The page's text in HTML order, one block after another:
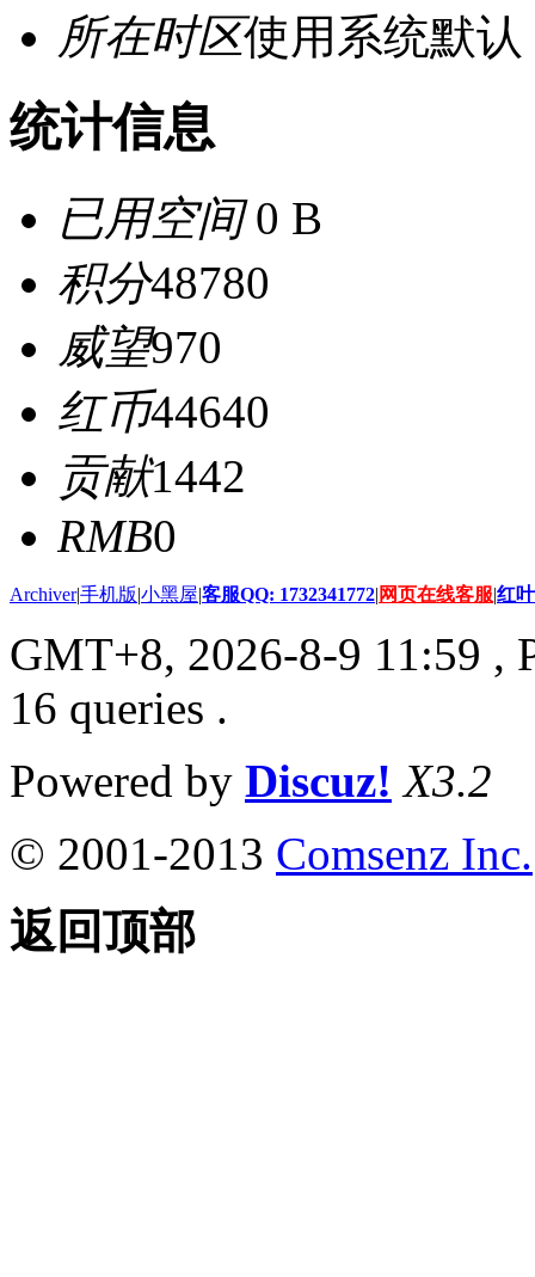
所在时区使用系统默认
统计信息
已用空间0 B
积分48780
威望970
红币44640
贡献1442
RMB0
Archiver|手机版|小黑屋|客服QQ: 1732341772| 网页在线客服|红
GMT+8, 2026-8-9 11:59 ,
16 queries .
Powered by Discuz! X3.2
© 2001-2013 Comsenz Inc.
返回顶部